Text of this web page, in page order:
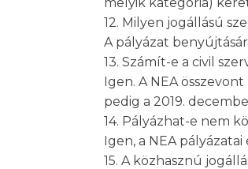
12. Milyen jogállású
A pályázat
13. Számít-e a civil
Igen. A NEA
pedig a 2019.
14. Pályázhat-e nem
Igen, a NEA
15. A közhasznú